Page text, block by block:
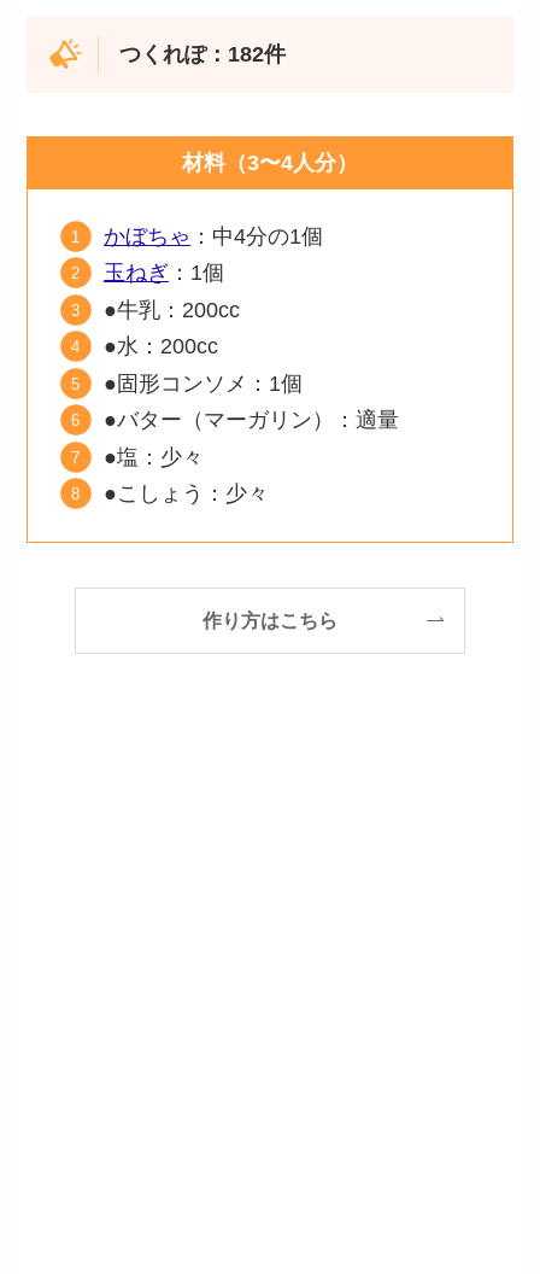
つくれぽ：182件
材料（3〜4人分）
かぼちゃ ：中4分の1個
玉ねぎ ：1個
●牛乳：200cc
●水：200cc
●固形コンソメ：1個
●バター（マーガリン）：適量
●塩：少々
●こしょう：少々
作り方はこちら